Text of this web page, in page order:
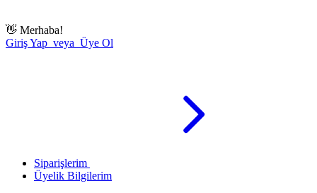
👋 Merhaba!
Giriş Yap veya Üye Ol
Siparişlerim
Üyelik Bilgilerim